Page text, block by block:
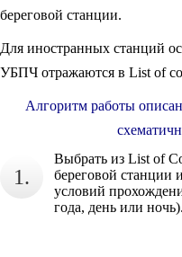
береговой станции.
Для иностранных станций
УБПЧ отражаются в List of
Алгоритм работы
1.
Выбрать из List of
береговой станции
условий
года, день или ночь).